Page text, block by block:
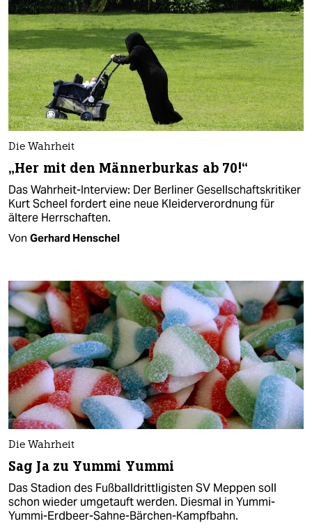
Die Wahrheit
„Her mit den Männerburkas ab 70!“
Das Wahrheit-Interview: Der Berliner Gesellschaftskritiker
Kurt Scheel fordert eine neue Kleiderverordnung für
ältere Herrschaften.
Von Gerhard Henschel
Die Wahrheit
Sag Ja zu Yummi Yummi
Das Stadion des Fußballdrittligisten SV Meppen soll
schon wieder umgetauft werden. Diesmal in Yummi-
Yummi-Erdbeer-Sahne-Bärchen-­Kampfbahn.